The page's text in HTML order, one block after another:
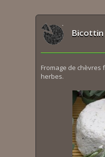
Bicottin
Fromage de chèvres
herbes.